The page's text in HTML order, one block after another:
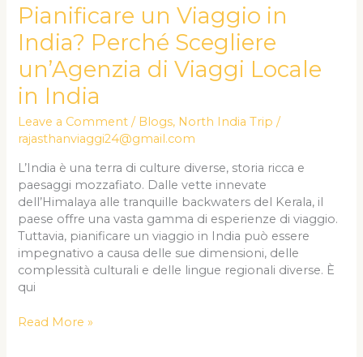
Pianificare un Viaggio in
India? Perché Scegliere
un’Agenzia di Viaggi Locale
in India
Leave a Comment / Blogs, North India Trip /
rajasthanviaggi24@gmail.com
L’India è una terra di culture diverse, storia ricca e
paesaggi mozzafiato. Dalle vette innevate
dell’Himalaya alle tranquille backwaters del Kerala, il
paese offre una vasta gamma di esperienze di viaggio.
Tuttavia, pianificare un viaggio in India può essere
impegnativo a causa delle sue dimensioni, delle
complessità culturali e delle lingue regionali diverse. È
qui
Viaggio
in
India?
Perché
Scegliere
un’Agenzia
Viaggi
Locale
in
India
Read More »